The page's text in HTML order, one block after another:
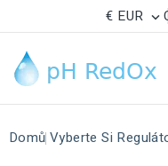
€ EUR 
Domů Vyberte Si